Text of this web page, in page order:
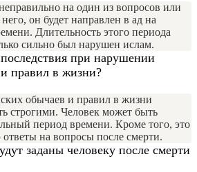
на один из вопросов или
он будет направлен в ад на
Длительность этого периода
сильно был нарушен ислам.
при нарушении
правил в жизни?
обычаев и правил в жизни
строгими. Человек может быть
период времени. Кроме того, это
на вопросы после смерти.
заданы человеку после смерти